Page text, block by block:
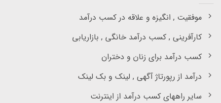
موفقیت , انگیزه و علاقه در کسب درآمد
کارآفرینی , کسب درآمد خانگی , بازاریابی
کسب درآمد برای زنان و دختران
درآمد از رپورتاژ آگهی , لینک و بک لینک
سایر راههای کسب درآمد از اینترنت